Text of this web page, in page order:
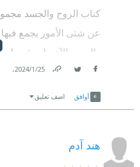
كتاب الروح والجسد
عن شتى الأمور يجمع
والبعض الآخر لم يقدم
الوعظ المباشر في بعض
الصوفية أحيانًا. ولكن
25‏/1‏/2024
.
أوافق اضف تعليق
هند آدم